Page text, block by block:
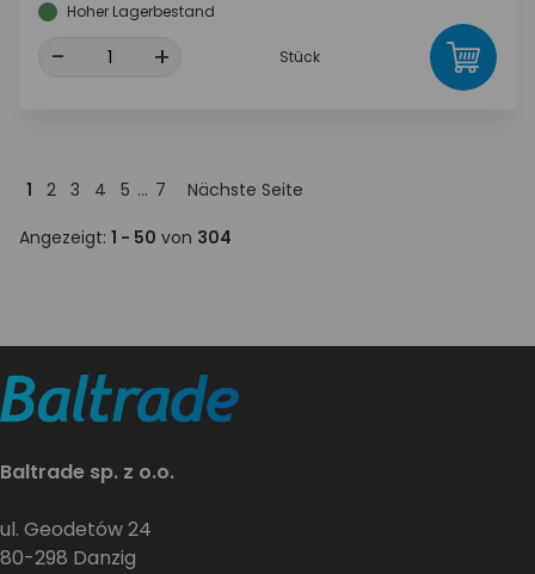
Hoher Lagerbestand
- + Stück
Angezeigt: 1 - 50 von 304
1 2 3 4 5 ... 7 Nächste Seite
Baltrade sp. z o.o.
ul. Geodetów 24
80-298 Danzig